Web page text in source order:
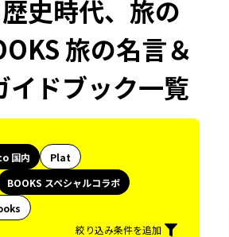
史時代、旅の
旅の名言＆
イドブック一覧
国内
Plat
BOOKS スペシャルコラボ
絞り込み条件を追加